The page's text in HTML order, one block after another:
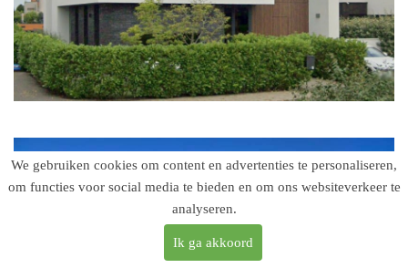
We gebruiken cookies om content en advertenties te personaliseren,
om functies voor social media te bieden en om ons websiteverkeer te
analyseren.
Ik ga akkoord